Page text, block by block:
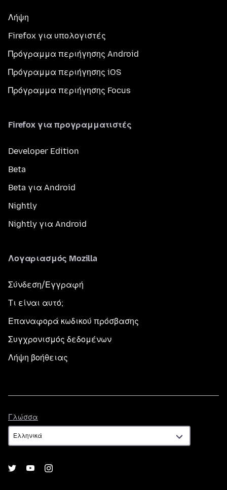
Λήψη
Firefox για υπολογιστές
Πρόγραμμα περιήγησης Android
Πρόγραμμα περιήγησης iOS
Πρόγραμμα περιήγησης Focus
Firefox για προγραμματιστές
Developer Edition
Beta
Beta για Android
Nightly
Nightly για Android
Λογαριασμός Mozilla
Σύνδεση/Εγγραφή
Τι είναι αυτό;
Επαναφορά κωδικού πρόσβασης
Συγχρονισμός δεδομένων
Λήψη βοήθειας
Γλώσσα